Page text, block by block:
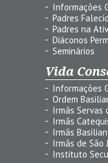
Informações
Padres
Padres na
Diáconos
Seminários
Vida
Informações
Ordem
Irmãs Servas
Irmãs
Irmãs
Irmãs de São
Instituto